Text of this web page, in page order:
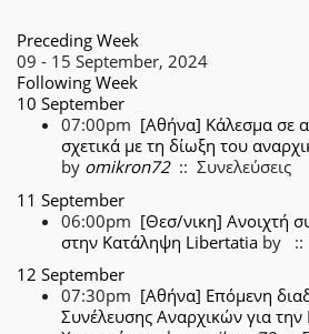
Preceding Week
09 - 15 September, 2024
Following Week
10 September
07:00pm [Αθήνα] Κάλεσμα σε
σχετικά με τη δίωξη του
by omikron72:: Συνελεύσεις
11 September
06:00pm [Θεσ/νικη] Ανοιχτή
στην Κατάληψη Libertatia by
::
12 September
07:30pm [Αθήνα] Επόμενη
Συνέλευσης Αναρχικών για την